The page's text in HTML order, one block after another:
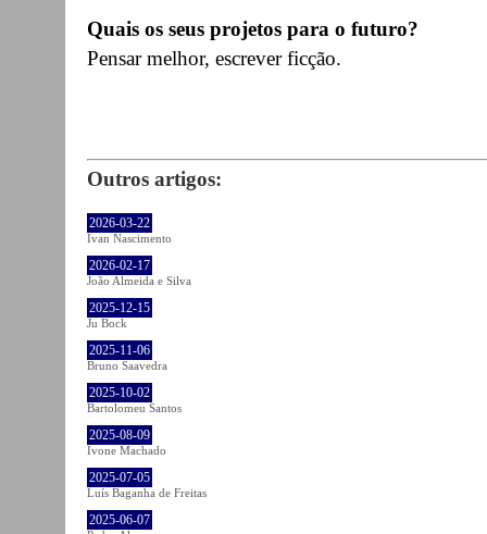
Quais os seus projetos para o futuro?
Pensar melhor, escrever ficção.
Outros artigos:
2026-03-22
Ivan Nascimento
2026-02-17
João Almeida e Silva
2025-12-15
Ju Bock
2025-11-06
Bruno Saavedra
2025-10-02
Bartolomeu Santos
2025-08-09
Ivone Machado
2025-07-05
Luís Baganha de Freitas
2025-06-07